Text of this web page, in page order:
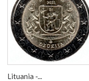
Lituania -...